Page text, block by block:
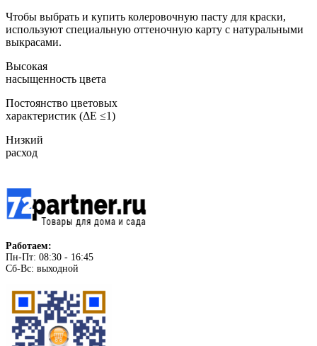
Чтобы выбрать и купить колеровочную пасту для краски,
используют специальную оттеночную карту с натуральными
выкрасами.
Высокая
насыщенность цвета
Постоянство цветовых
характеристик (ΔE ≤1)
Низкий
расход
Работаем:
Пн-Пт: 08:30 - 16:45
Сб-Вс: выходной